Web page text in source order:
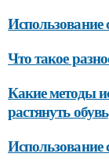
Использование
Что такое
Какие методы
растянуть обувь
Использование